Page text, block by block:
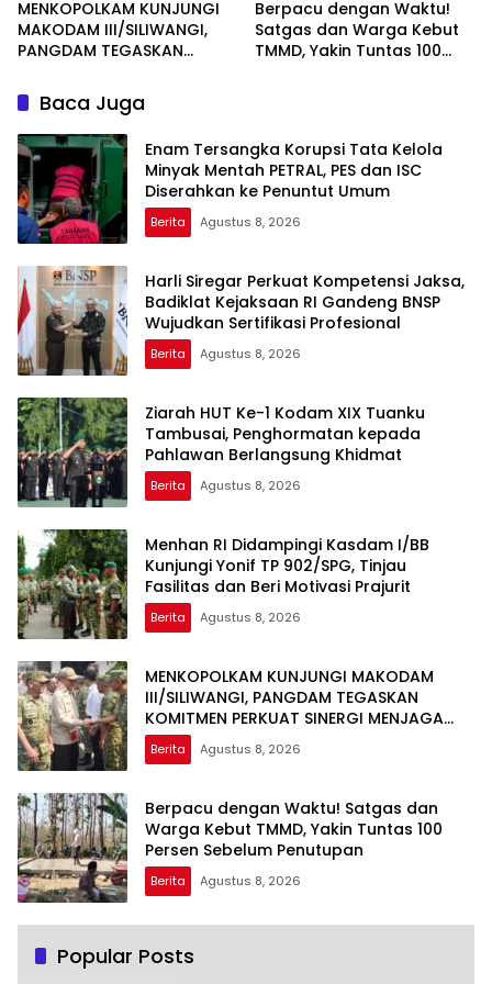
MENKOPOLKAM KUNJUNGI
MAKODAM III/SILIWANGI,
PANGDAM TEGASKAN
MENJAGA STABILITAS
NASIONAL
Berpacu dengan Waktu!
Satgas dan Warga Kebut
TMMD, Yakin Tuntas 100
Baca Juga
Enam Tersangka Korupsi Tata Kelola
Minyak Mentah PETRAL, PES dan ISC
Diserahkan ke Penuntut Umum
Berita Agustus 8, 2026
Harli Siregar Perkuat Kompetensi Jaksa,
Badiklat Kejaksaan RI Gandeng BNSP
Wujudkan Sertifikasi Profesional
Berita Agustus 8, 2026
Ziarah HUT Ke-1 Kodam XIX Tuanku
Tambusai, Penghormatan kepada
Pahlawan Berlangsung Khidmat
Berita Agustus 8, 2026
Menhan RI Didampingi Kasdam I/BB
Kunjungi Yonif TP 902/SPG, Tinjau
Fasilitas dan Beri Motivasi Prajurit
Berita Agustus 8, 2026
MENKOPOLKAM KUNJUNGI MAKODAM
III/SILIWANGI, PANGDAM TEGASKAN
KOMITMEN PERKUAT SINERGI MENJAGA
STABILITAS NASIONAL
Berita Agustus 8, 2026
Berpacu dengan Waktu! Satgas dan
Warga Kebut TMMD, Yakin Tuntas 100
Persen Sebelum Penutupan
Berita Agustus 8, 2026
Popular Posts